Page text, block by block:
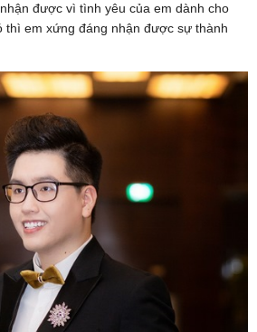
được vì tình yêu của em dành cho
thì em xứng đáng nhận được sự thành